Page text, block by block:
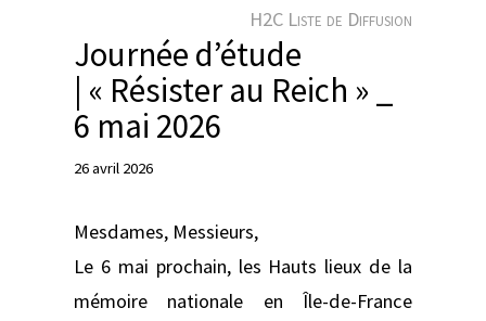
H2C Liste de Diffusion
Journée d’étude
| « Résister au Reich » _
6 mai 2026
26 avril 2026
Mesdames, Messieurs,
Le 6 mai prochain, les Hauts lieux de la
mémoire nationale en Île-de-France